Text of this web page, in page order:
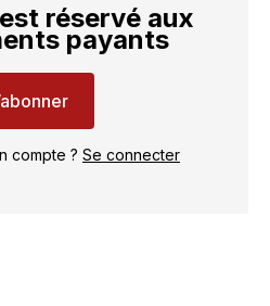
réservé aux
payants
compte ? Se connecter